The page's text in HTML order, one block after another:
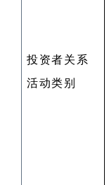
投资者关系
活动类别